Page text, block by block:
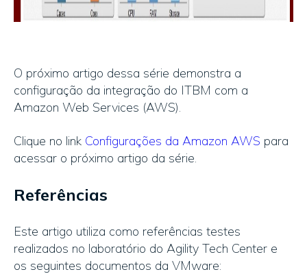
O próximo artigo dessa série demonstra a
configuração da integração do ITBM com a
Amazon Web Services (AWS).
Clique no link Configurações da Amazon AWS para
acessar o próximo artigo da série.
Referências
Este artigo utiliza como referências testes
realizados no laboratório do Agility Tech Center e
os seguintes documentos da VMware: